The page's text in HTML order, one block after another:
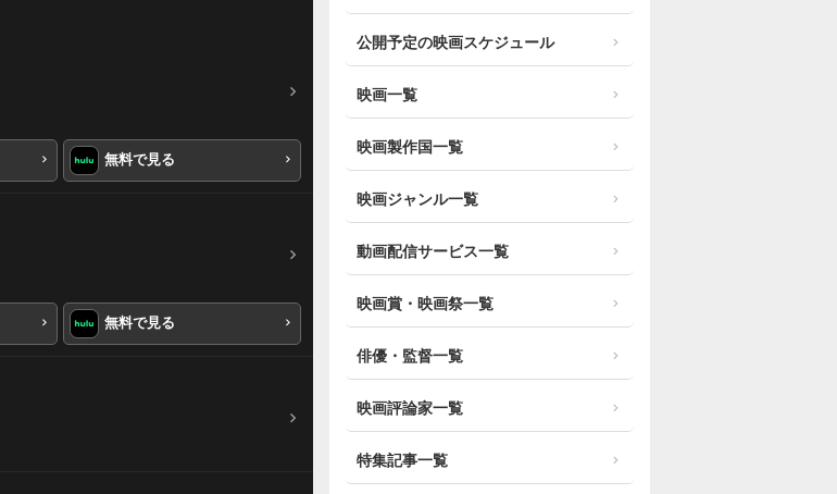
無料で見る
無料で見る
公開予定の映画スケジュール
映画一覧
映画製作国一覧
映画ジャンル一覧
動画配信サービス一覧
映画賞・映画祭一覧
俳優・監督一覧
映画評論家一覧
特集記事一覧